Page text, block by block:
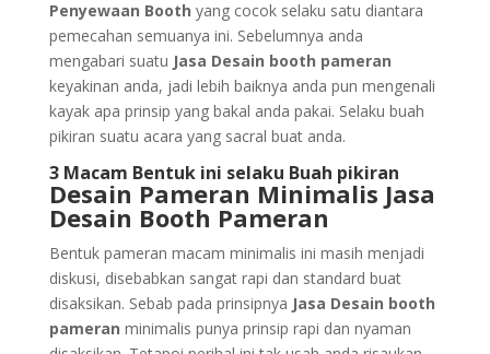
Penyewaan Booth yang cocok selaku satu diantara
pemecahan semuanya ini. Sebelumnya anda
mengabari suatu Jasa Desain booth pameran
keyakinan anda, jadi lebih baiknya anda pun mengenali
kayak apa prinsip yang bakal anda pakai. Selaku buah
pikiran suatu acara yang sacral buat anda.
3 Macam Bentuk ini selaku Buah pikiran
Desain Pameran Minimalis Jasa
Desain Booth Pameran
Bentuk pameran macam minimalis ini masih menjadi
diskusi, disebabkan sangat rapi dan standard buat
disaksikan. Sebab pada prinsipnya Jasa Desain booth
pameran minimalis punya prinsip rapi dan nyaman